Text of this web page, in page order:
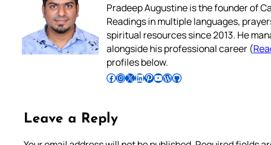
Pradeep Augustine is the founder of
Readings in multiple languages,
spiritual resources since 2013. He
alongside his professional career (
profiles below.
Follow Pradeep on Facebook Follow Pradeep on InstagramFollow Pradeep on X Follow Pradeep on LinkedIn Follow Pradeep on Pinterest Subscribe to Pradeep’s Youtube Channel Follow Pradeep on WordPress Follow Pradeep on GitHub
Leave a Reply